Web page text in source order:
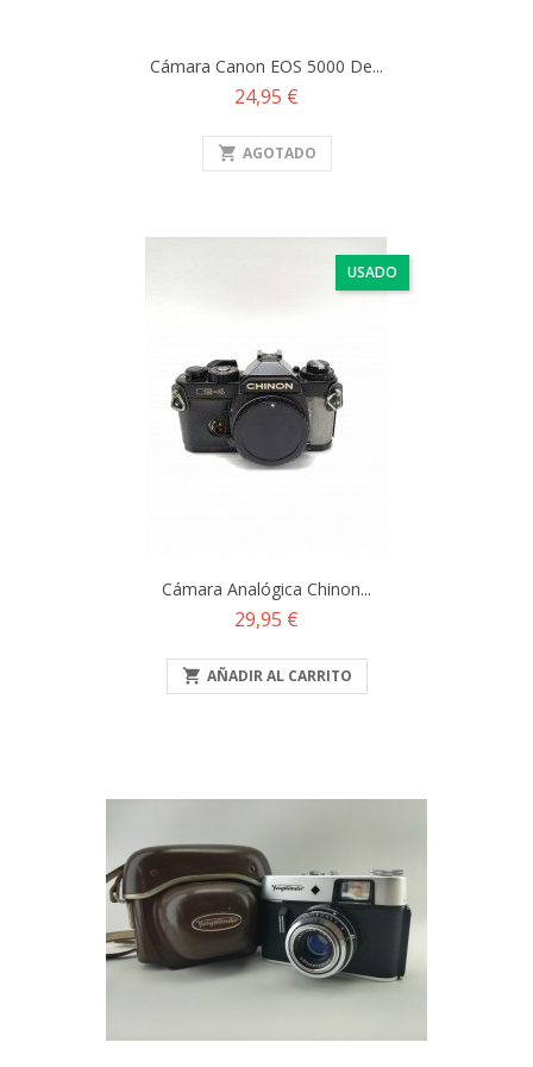
Cámara Canon EOS 5000 De...
Precio
24,95 €
shopping_cart AGOTADO
USADO
Cámara Analógica Chinon...
Precio
29,95 €
 AÑADIR AL CARRITO